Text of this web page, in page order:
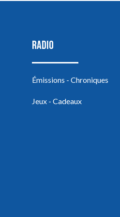
RADIO
Émissions - Chroniques
Jeux - Cadeaux